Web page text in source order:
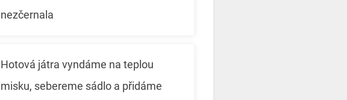
nezčernala
Hotová játra vyndáme na teplou
misku, sebereme sádlo a přidáme